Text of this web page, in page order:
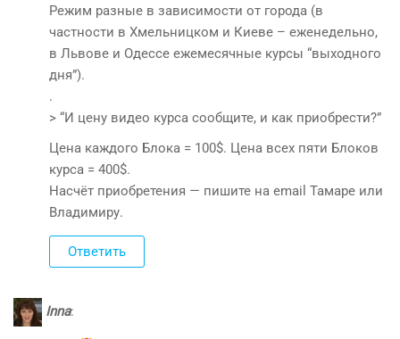
Режим разные в зависимости от города (в
частности в Хмельницком и Киеве – еженедельно,
в Львове и Одессе ежемесячные курсы “выходного
дня”).
.
> “И цену видео курса сообщите, и как приобрести?”
Цена каждого Блока = 100$. Цена всех пяти Блоков
курса = 400$.
Насчёт приобретения — пишите на email Тамаре или
Владимиру.
Ответить
Inna: